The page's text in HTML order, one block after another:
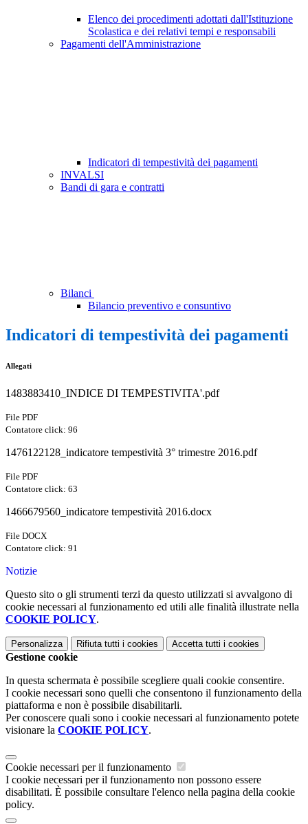
Elenco dei procedimenti adottati dall'Istituzione
Scolastica e dei relativi tempi e responsabili
Pagamenti dell'Amministrazione
Indicatori di tempestività dei pagamenti
INVALSI
Bandi di gara e contratti
Bilanci
Bilancio preventivo e consuntivo
Indicatori di tempestività dei pagamenti
Allegati
1483883410_INDICE DI TEMPESTIVITA'.pdf
File PDF
Contatore click: 96
1476122128_indicatore tempestività 3° trimestre 2016.pdf
File PDF
Contatore click: 63
1466679560_indicatore tempestività 2016.docx
File DOCX
Contatore click: 91
Notizie
Questo sito o gli strumenti terzi da questo utilizzati si avvalgono di
cookie necessari al funzionamento ed utili alle finalità illustrate nella
COOKIE POLICY.
Personalizza Rifiuta tutti i cookies Accetta tutti i cookies
Gestione cookie
In questa schermata è possibile scegliere quali cookie consentire.
I cookie necessari sono quelli che consentono il funzionamento della
piattaforma e non è possibile disabilitarli.
Per conoscere quali sono i cookie necessari al funzionamento potete
visionare la COOKIE POLICY.
Cookie necessari per il funzionamento
I cookie necessari per il funzionamento non possono essere
disabilitati. È possibile consultare l'elenco nella pagina della cookie
policy.